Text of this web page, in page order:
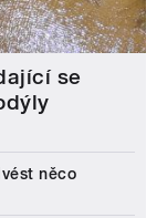
se
něco